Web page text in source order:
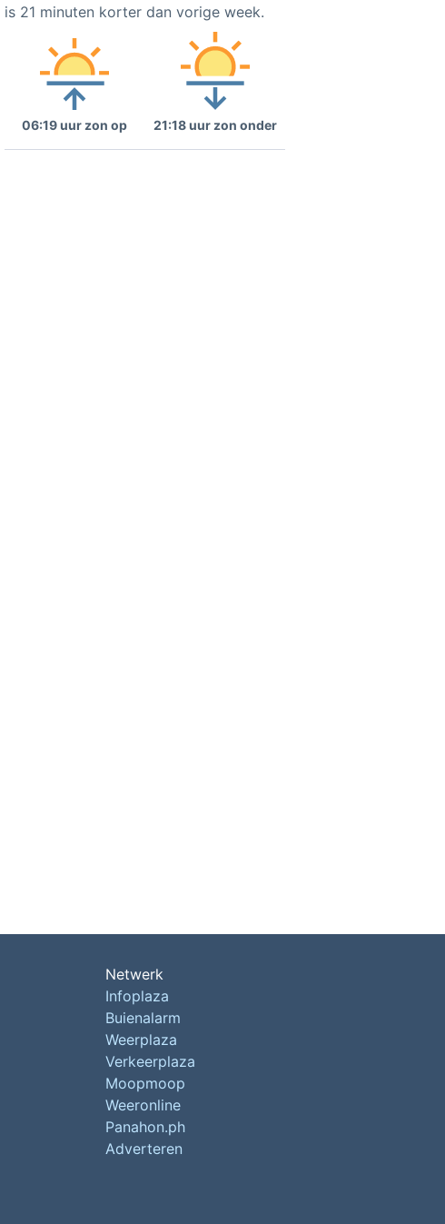
is 21 minuten korter dan vorige week.
06:19 uur zon op 21:18 uur zon onder
Netwerk
Infoplaza
Buienalarm
Weerplaza
Verkeerplaza
Moopmoop
Weeronline
Panahon.ph
Adverteren